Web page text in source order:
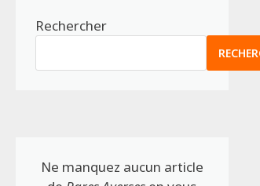
Rechercher
Ne manquez aucun article